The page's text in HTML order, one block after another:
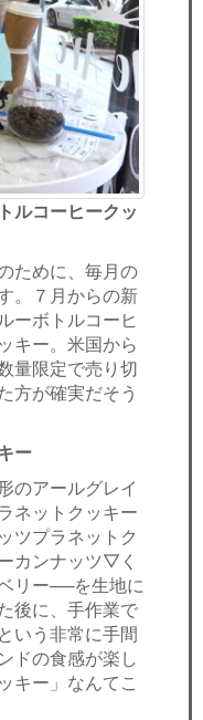
ルコーヒークッ
ために、毎月の
。７月からの新
ーボトルコーヒ
キー。米国から
量限定で売り切
方が確実だそう
ー
のアールグレイ
ネットクッキー
ツプラネットク
カンナッツ▽く
リー──を生地に
後に、手作業で
いう非常に手間
ドの食感が楽し
キー」なんてこ